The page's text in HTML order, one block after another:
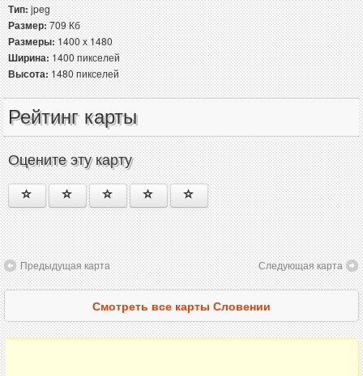
Тип:jpeg
Размер:709 Кб
Размеры:1400 x 1480
Ширина:1400 пикселей
Высота:1480 пикселей
Рейтинг карты
Оцените эту карту
Предыдущая карта Следующая карта
Смотреть все карты Словении